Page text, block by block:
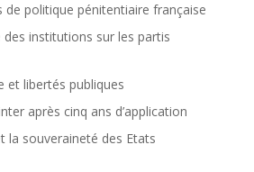
de politique pénitentiaire française
des institutions sur les partis
et libertés publiques
après cinq ans d’application
la souveraineté des Etats